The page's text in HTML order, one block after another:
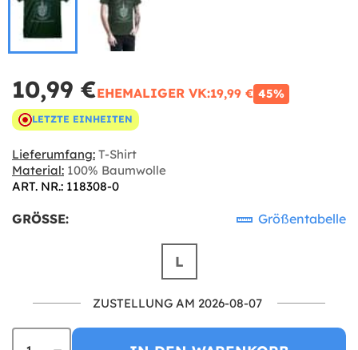
10,99 €EHEMALIGER VK:19,99 € 45%
LETZTE EINHEITEN
Lieferumfang: T-Shirt
Material: 100% Baumwolle
ART. NR.: 118308-0
GRÖSSE: Größentabelle
L
ZUSTELLUNG AM 2026-08-07